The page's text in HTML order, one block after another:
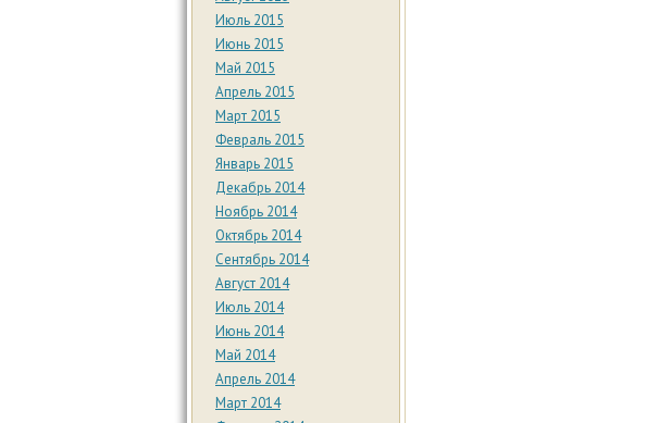
Июль 2015
Июнь 2015
Май 2015
Апрель 2015
Март 2015
Февраль 2015
Январь 2015
Декабрь 2014
Ноябрь 2014
Октябрь 2014
Сентябрь 2014
Август 2014
Июль 2014
Июнь 2014
Май 2014
Апрель 2014
Март 2014